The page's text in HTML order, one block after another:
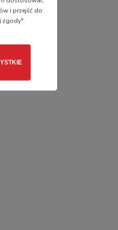
i przejść do
zgody".